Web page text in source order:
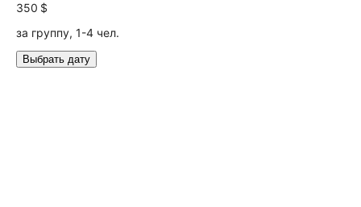
350 $
за группу, 1-4 чел.
Выбрать дату